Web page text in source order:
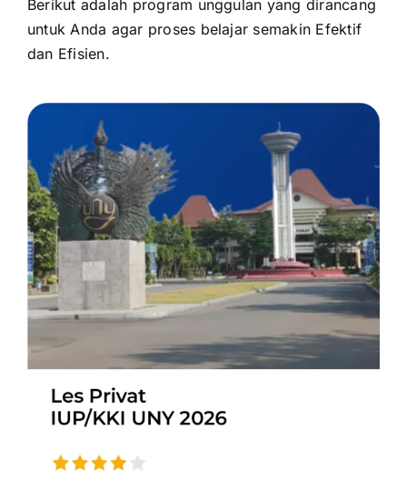
Berikut adalah program unggulan yang dirancang
untuk Anda agar proses belajar semakin Efektif
dan Efisien.